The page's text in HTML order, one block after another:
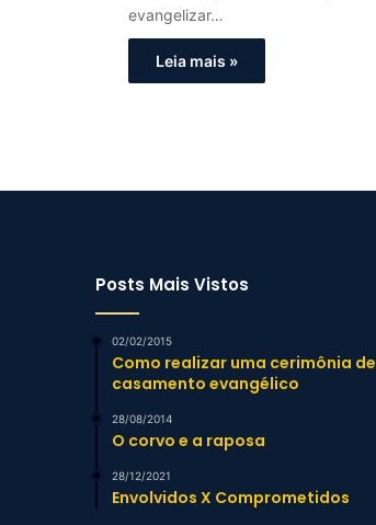
evangelizar…
Leia mais »
Posts Mais Vistos
02/02/2015
Como realizar uma cerimônia de
casamento evangélico
28/08/2014
O corvo e a raposa
28/12/2021
Envolvidos X Comprometidos